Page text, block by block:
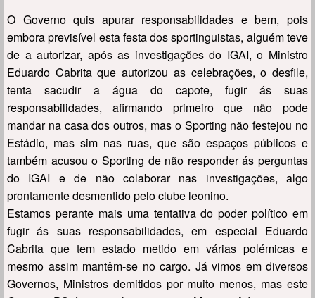
O Governo quis apurar responsabilidades e bem, pois
embora previsível esta festa dos sportinguistas, alguém teve
de a autorizar, após as investigações do IGAI, o Ministro
Eduardo Cabrita que autorizou as celebrações, o desfile,
tenta sacudir a água do capote, fugir ás suas
responsabilidades, afirmando primeiro que não pode
mandar na casa dos outros, mas o Sporting não festejou no
Estádio, mas sim nas ruas, que são espaços públicos e
também acusou o Sporting de não responder ás perguntas
do IGAI e de não colaborar nas investigações, algo
prontamente desmentido pelo clube leonino.
Estamos perante mais uma tentativa do poder político em
fugir ás suas responsabilidades, em especial Eduardo
Cabrita que tem estado metido em várias polémicas e
mesmo assim mantêm-se no cargo. Já vimos em diversos
Governos, Ministros demitidos por muito menos, mas este